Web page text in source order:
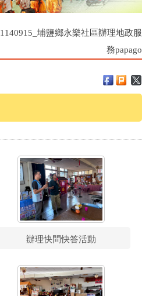
1140915_埔鹽鄉永樂社區辦理地政服
務papago
辦理快問快答活動